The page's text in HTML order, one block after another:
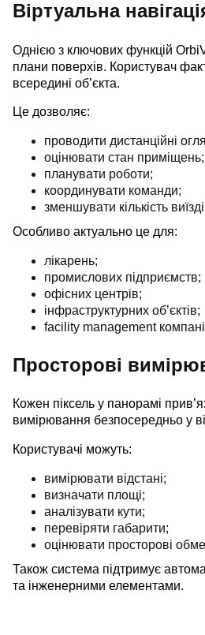
Віртуальна
Однією з ключових функцій
плани поверхів. Користувач
всередині об’єкта.
Це дозволяє:
проводити дистанційні
оцінювати стан приміщень;
планувати роботи;
координувати команди;
зменшувати кількість
Особливо актуально це для:
лікарень;
промислових підприємств;
офісних центрів;
інфраструктурних об’єктів;
facility management
Просторові
Кожен піксель у панорамі
вимірювання безпосередньо у
Користувачі можуть:
вимірювати відстані;
визначати площі;
аналізувати кути;
перевіряти габарити;
оцінювати просторові
Також система підтримує
та інженерними елементами.